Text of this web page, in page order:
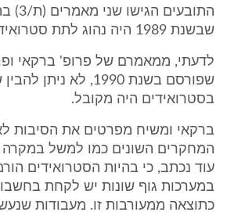
שבשנת 1989 היה נהוג לתת סטרואידים במצבים דומים.
לדעתי, ממאמרם של פרופ' ברקאי
שפורסם בשנת 1990, לא ניתן
בסטרואידים היה מקובל.
ברקאי ומשיח מפרטים את הסיבות
המחקרים השונים כמו למשל
עוד נכתב, כי בהיות הסטרואידים
במערכות גוף שונות יש לקחת
כתוצאה ממעורבות זו. מעבודות